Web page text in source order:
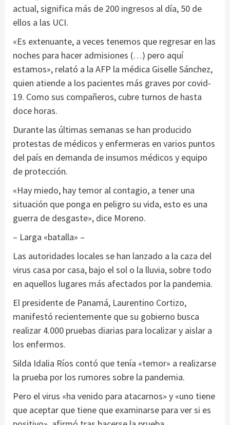
actual, significa más de 200 ingresos al día, 50 de
ellos a las UCI.
«Es extenuante, a veces tenemos que regresar en las
noches para hacer admisiones (…) pero aquí
estamos», relató a la AFP la médica Giselle Sánchez,
quien atiende a los pacientes más graves por covid-
19. Como sus compañeros, cubre turnos de hasta
doce horas.
Durante las últimas semanas se han producido
protestas de médicos y enfermeras en varios puntos
del país en demanda de insumos médicos y equipo
de protección.
«Hay miedo, hay temor al contagio, a tener una
situación que ponga en peligro su vida, esto es una
guerra de desgaste», dice Moreno.
– Larga «batalla» –
Las autoridades locales se han lanzado a la caza del
virus casa por casa, bajo el sol o la lluvia, sobre todo
en aquellos lugares más afectados por la pandemia.
El presidente de Panamá, Laurentino Cortizo,
manifestó recientemente que su gobierno busca
realizar 4.000 pruebas diarias para localizar y aislar a
los enfermos.
Silda Idalia Ríos contó que tenía «temor» a realizarse
la prueba por los rumores sobre la pandemia.
Pero el virus «ha venido para atacarnos» y «uno tiene
que aceptar que tiene que examinarse para ver si es